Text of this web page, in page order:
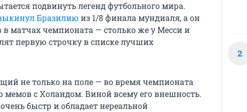
подвинуть легенд футбольного мира.
Бразилию из 1/8 финала мундиаля, а он
в матчах чемпионата — столько же у Месси и
первую строчку в списке лучших
не только на поле — во время чемпионата
мемов с Холандом. Виной всему его внешность.
быстр и обладает нереальной
2